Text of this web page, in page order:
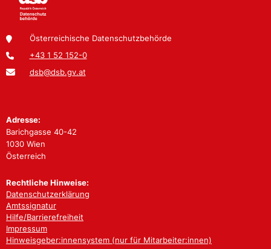
Österreichische Datenschutzbehörde
+43 1 52 152-0
dsb@dsb.gv.at
Adresse:
Barichgasse 40-42
1030 Wien
Österreich
Rechtliche Hinweise:
Datenschutzerklärung
Amtssignatur
Hilfe/Barrierefreiheit
Impressum
Hinweisgeber:innensystem (nur für Mitarbeiter:innen)